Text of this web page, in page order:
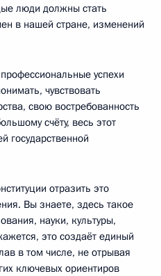
люди должны стать
в нашей стране, изменений
успехи
чувствовать
свою востребованность
счёту, весь этот
государственной
отразить это
Вы знаете, здесь такое
науки, культуры,
это создаёт единый
в том числе, не отрывая
ключевых ориентиров